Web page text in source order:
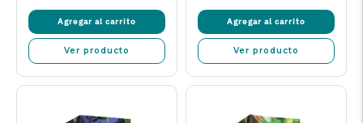
Agregar al carrito
Ver producto
Agregar al carrito
Ver producto